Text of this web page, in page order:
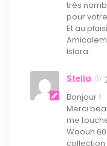
très
pour
Et au
Islara.
Stella
Bonjour !
Merci
me
Waouh
collection